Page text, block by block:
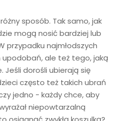
sposób. Tak samo, jak
mogą nosić bardziej lub
przypadku najmłodszych
ale też tego, jaką
Jeśli dorośli ubierają się
często też takich ubrań
jedno - każdy chce, aby
niepowtarzalną